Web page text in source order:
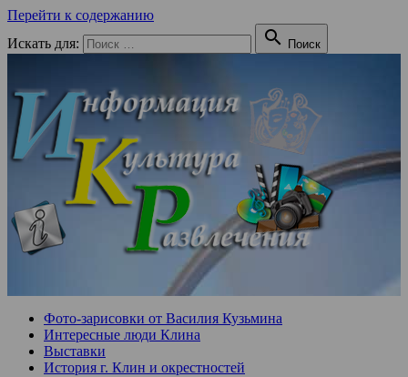
Перейти к содержанию
Искать для:
 Поиск
Фото-зарисовки от Василия Кузьмина
Интересные люди Клина
Выставки
История г. Клин и окрестностей